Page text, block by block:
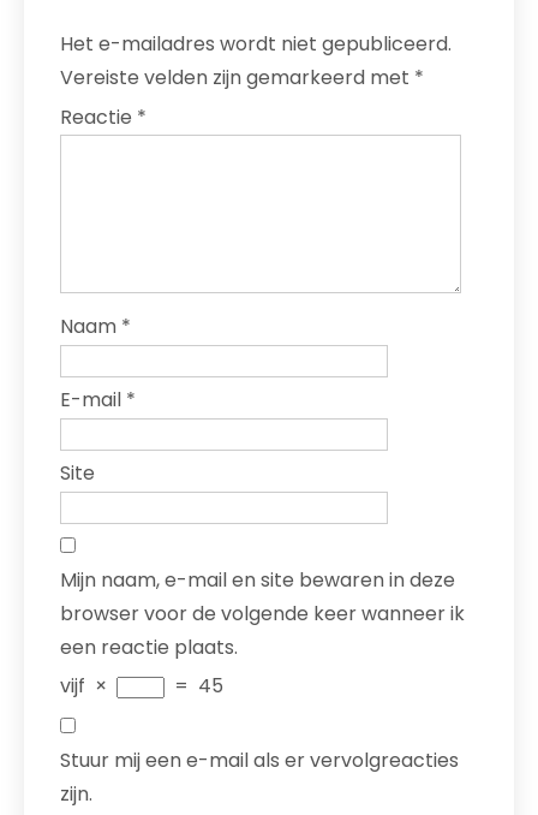
Het e-mailadres wordt niet gepubliceerd.
Vereiste velden zijn gemarkeerd met *
Reactie *
Naam *
E-mail *
Site
Mijn naam, e-mail en site bewaren in deze
browser voor de volgende keer wanneer ik
een reactie plaats.
vijf × = 45
Stuur mij een e-mail als er vervolgreacties
zijn.